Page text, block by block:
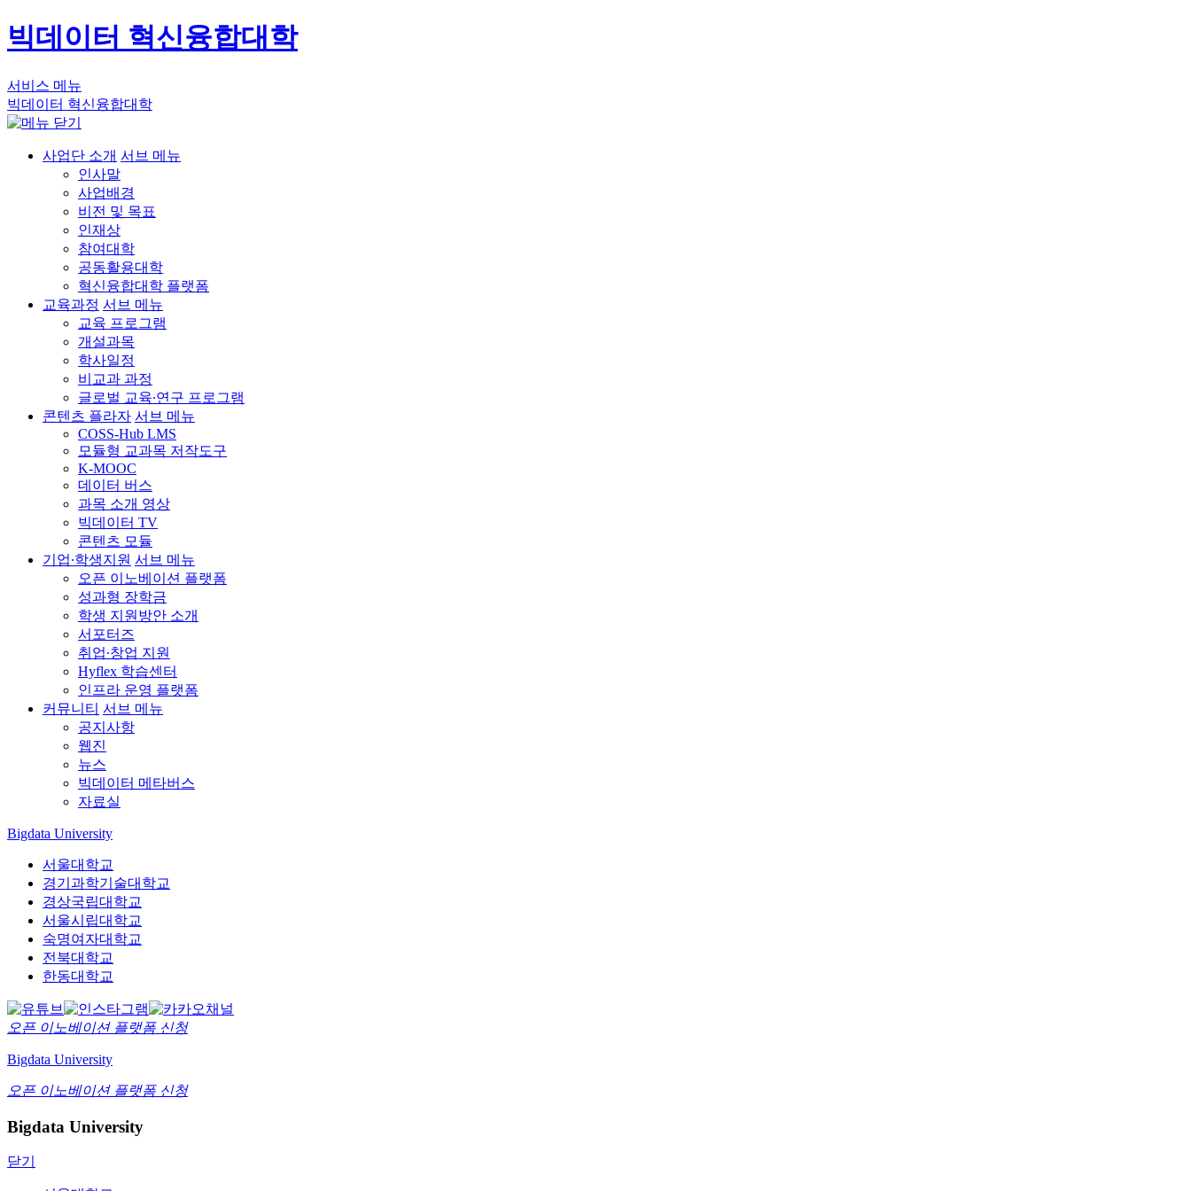
빅데이터 혁신융합대학
서비스 메뉴
빅데이터 혁신융합대학
사업단 소개 서브 메뉴
인사말
사업배경
비전 및 목표
인재상
참여대학
공동활용대학
혁신융합대학 플랫폼
교육과정 서브 메뉴
교육 프로그램
개설과목
학사일정
비교과 과정
글로벌 교육∙연구 프로그램
콘텐츠 플라자 서브 메뉴
COSS-Hub LMS
모듈형 교과목 저작도구
K-MOOC
데이터 버스
과목 소개 영상
빅데이터 TV
콘텐츠 모듈
기업∙학생지원 서브 메뉴
오픈 이노베이션 플랫폼
성과형 장학금
학생 지원방안 소개
서포터즈
취업∙창업 지원
Hyflex 학습센터
인프라 운영 플랫폼
커뮤니티 서브 메뉴
공지사항
웹진
뉴스
빅데이터 메타버스
자료실
Bigdata University
서울대학교
경기과학기술대학교
경상국립대학교
서울시립대학교
숙명여자대학교
전북대학교
한동대학교
오픈 이노베이션 플랫폼 신청
Bigdata University
오픈 이노베이션 플랫폼 신청
Bigdata University
닫기